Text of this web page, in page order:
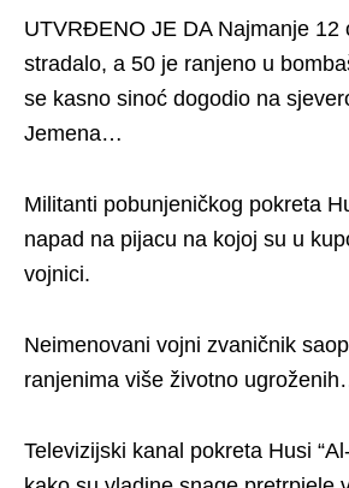
UTVRĐENO JE DA Najmanje 12
stradalo, a 50 je ranjeno u
se kasno sinoć dogodio na
Jemena…
Militanti pobunjeničkog pokreta
napad na pijacu na kojoj su u
vojnici.
Neimenovani vojni zvaničnik
ranjenima više životno
Televizijski kanal pokreta Husi